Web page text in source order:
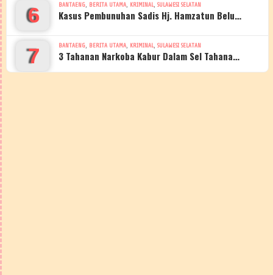
6 BANTAENG, BERITA UTAMA, KRIMINAL, SULAWESI SELATAN
Kasus Pembunuhan Sadis Hj. Hamzatun Belu…
7 BANTAENG, BERITA UTAMA, KRIMINAL, SULAWESI SELATAN
3 Tahanan Narkoba Kabur Dalam Sel Tahana…